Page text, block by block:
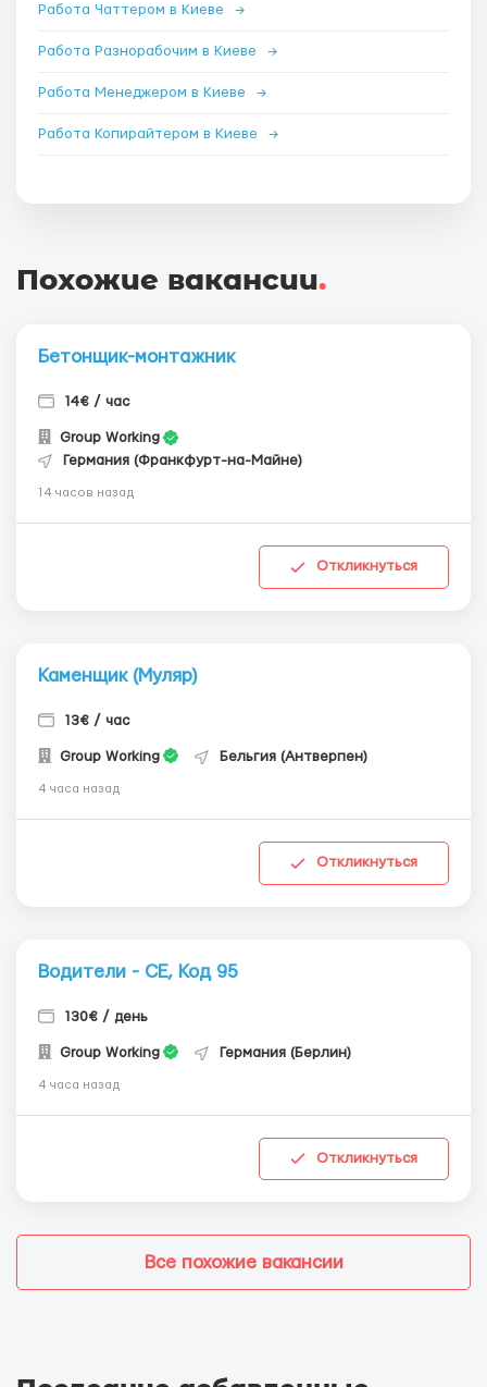
Работа Чаттером в Киеве →
Работа Разнорабочим в Киеве →
Работа Менеджером в Киеве →
Работа Копирайтером в Киеве →
Похожие вакансии.
Бетонщик-монтажник
14€ / час
Group Working
Германия (Франкфурт-на-Майне)
14 часов назад
Откликнуться
Каменщик (Муляр)
13€ / час
Group Working Бельгия (Антверпен)
4 часа назад
Откликнуться
Водители - СЕ, Код 95
130€ / день
Group Working Германия (Берлин)
4 часа назад
Откликнуться
Все похожие вакансии